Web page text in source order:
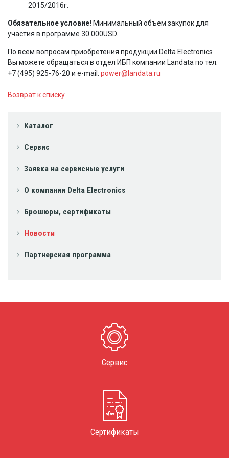
Каталог
Сервис
Заявка на сервисные услуги
О компании Delta Electronics
Брошюры, сертификаты
Новости
Партнерская программа
2015/2016г.
Обязательное условие! Минимальный объем закупок для
участия в программе 30 000USD.
По всем вопросам приобретения продукции Delta Electronics
Вы можете обращаться в отдел ИБП компании Landata по тел.
+7 (495) 925-76-20 и e-mail: power@landata.ru
Возврат к списку
Сервис
Сертификаты